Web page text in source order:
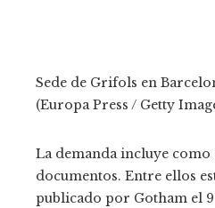
Sede de Grifols en
(Europa Press / Getty
La demanda incluye como
documentos. Entre ellos
publicado por Gotham el